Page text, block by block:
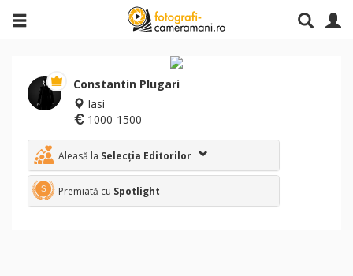
Constantin Plugari
Iasi
1000-1500
Aleasă la Selecția Editorilor
Premiată cu Spotlight